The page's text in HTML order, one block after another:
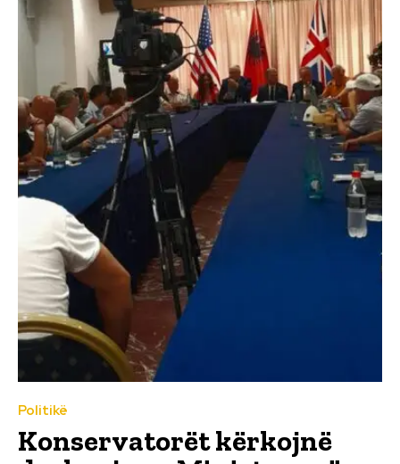
Politikë
Konservatorët kërkojnë